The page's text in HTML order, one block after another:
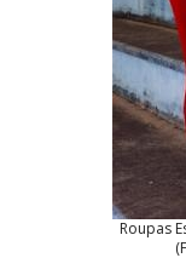
Roupas